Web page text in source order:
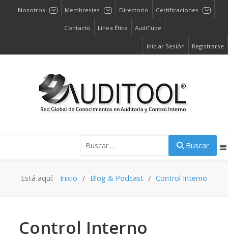
Nosotros Membresías Directorio Certificaciones
Contacto Línea Ética AudiTube
Iniciar Sesión Registrarse
Buscar
Está aquí: Inicio Blog & Podcast Control Interno
Control Interno